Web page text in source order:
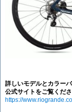
詳しいモデルとカラー
公式サイトをご覧くださ
https://